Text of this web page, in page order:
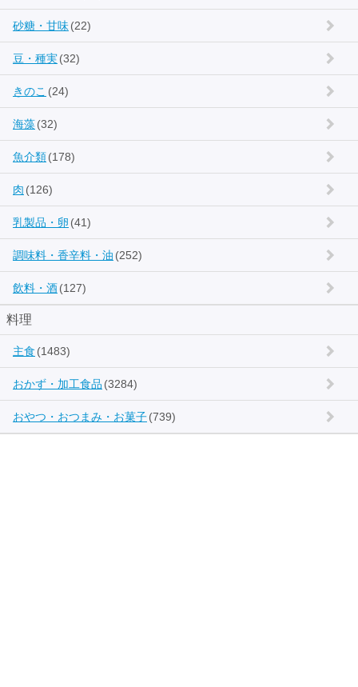
砂糖・甘味(22)
豆・種実(32)
きのこ (24)
海藻(32)
魚介類(178)
肉 (126)
乳製品・卵 (41)
調味料・香辛料・油 (252)
飲料・酒(127)
料理
主食 (1483)
おかず・加工食品 (3284)
おやつ・おつまみ・お菓子(739)